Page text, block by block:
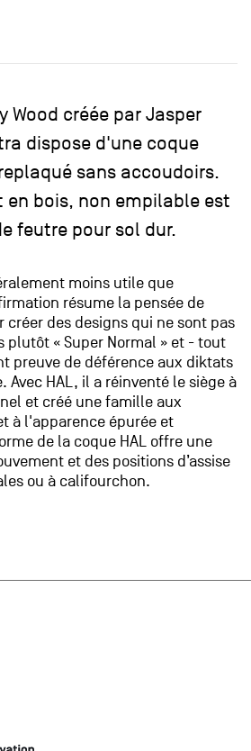
Wood créée par Jasper
dispose d'une coque
sans accoudoirs.
en bois, non empilable est
feutre pour sol dur.
moins utile que
résume la pensée de
créer des designs qui ne sont pas
plutôt « Super Normal » et - tout
preuve de déférence aux diktats
Avec HAL, il a réinventé le siège à
et créé une famille aux
à l'apparence épurée et
de la coque HAL offre une
et des positions d’assise
ou à califourchon.